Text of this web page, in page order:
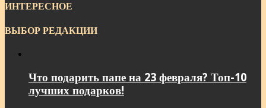
ИНТЕРЕСНОЕ
ВЫБОР РЕДАКЦИИ
Что подарить папе на 23 февраля? Топ-10
лучших подарков!